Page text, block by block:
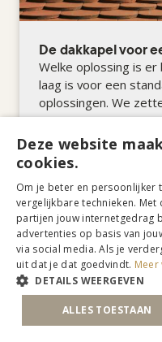
De dakkapel voor
Welke oplossing is
laag is voor een
oplossingen. We
ONTDEK MEER »
Deze website
cookies.
Om je beter en persoonlijker
vergelijkbare technieken.
partijen jouw internetgedrag
advertenties op basis van
via social media. Als je
uit dat je dat goedvindt. Meer
DETAILS WEERGEVEN
ALLES TOESTAAN